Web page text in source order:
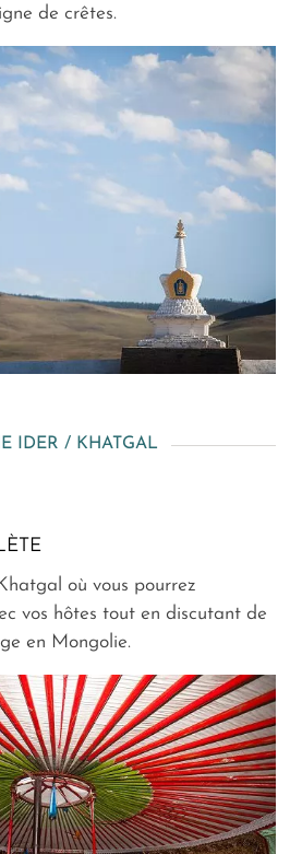
de crêtes.
IDER / KHATGAL
où vous pourrez
vos hôtes tout en discutant de
en Mongolie.